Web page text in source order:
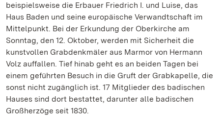
beispielsweise die Erbauer Friedrich I. und Luise, das
Haus Baden und seine europäische Verwandtschaft im
Mittelpunkt. Bei der Erkundung der Oberkirche am
Sonntag, den 12. Oktober, werden mit Sicherheit die
kunstvollen Grabdenkmäler aus Marmor von Hermann
Volz auffallen. Tief hinab geht es an beiden Tagen bei
einem geführten Besuch in die Gruft der Grabkapelle, die
sonst nicht zugänglich ist. 17 Mitglieder des badischen
Hauses sind dort bestattet, darunter alle badischen
Großherzöge seit 1830.